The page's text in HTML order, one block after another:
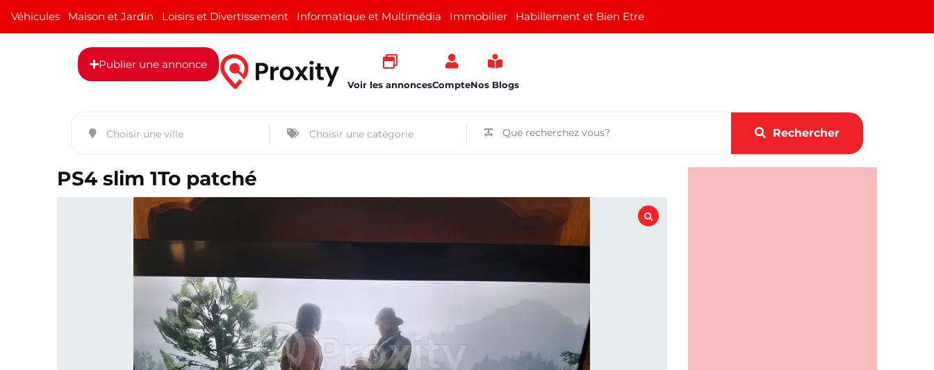
Véhicules Maison et Jardin Loisirs et Divertissement Informatique et Multimédia Immobilier Habillement et Bien Etre
Publier une annonce
Voir les annoncesCompteNos Blogs
Rechercher
PS4 slim 1To patché